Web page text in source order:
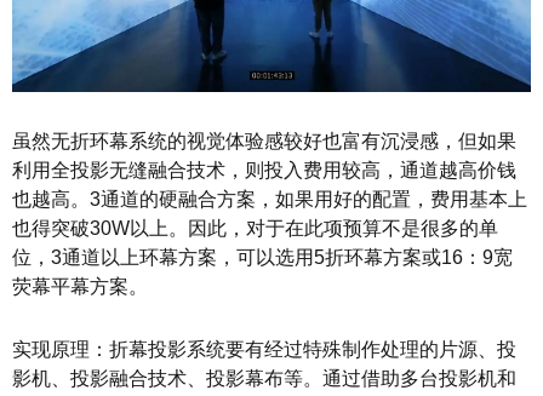
虽然无折环幕系统的视觉体验感较好也富有沉浸感，但如果
利用全投影无缝融合技术，则投入费用较高，通道越高价钱
也越高。3通道的硬融合方案，如果用好的配置，费用基本上
也得突破30W以上。因此，对于在此项预算不是很多的单
位，3通道以上环幕方案，可以选用5折环幕方案或16：9宽
荧幕平幕方案。
实现原理：折幕投影系统要有经过特殊制作处理的片源、投
影机、投影融合技术、投影幕布等。通过借助多台投影机和